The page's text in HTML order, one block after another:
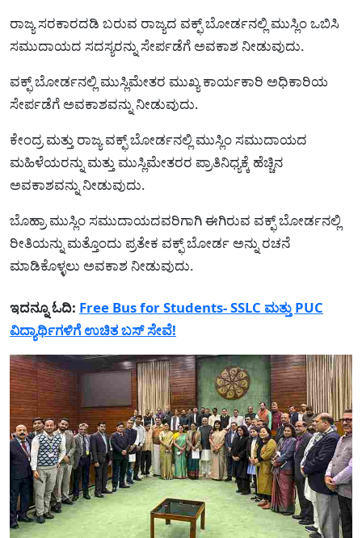
ರಾಜ್ಯ ಸರಕಾರದಡಿ ಬರುವ ರಾಜ್ಯದ ವಕ್ಫ್ ಬೋರ್ಡನಲ್ಲಿ ಮುಸ್ಲಿಂ ಒಬಿಸಿ
ಸಮುದಾಯದ ಸದಸ್ಯರನ್ನು ಸೇರ್ಪಡೆಗೆ ಅವಕಾಶ ನೀಡುವುದು.
ವಕ್ಫ್ ಬೋರ್ಡನಲ್ಲಿ ಮುಸ್ಲಿಮೇತರ ಮುಖ್ಯ ಕಾರ್ಯಕಾರಿ ಅಧಿಕಾರಿಯ
ಸೇರ್ಪಡೆಗೆ ಅವಕಾಶವನ್ನು ನೀಡುವುದು.
ಕೇಂದ್ರ ಮತ್ತು ರಾಜ್ಯ ವಕ್ಫ್ ಬೋರ್ಡನಲ್ಲಿ ಮುಸ್ಲಿಂ ಸಮುದಾಯದ
ಮಹಿಳೆಯರನ್ನು ಮತ್ತು ಮುಸ್ಲಿಮೇತರರ ಪ್ರಾತಿನಿಧ್ಯಕ್ಕೆ ಹೆಚ್ಚಿನ
ಅವಕಾಶವನ್ನು ನೀಡುವುದು.
ಬೊಹ್ರಾ ಮುಸ್ಲಿಂ ಸಮುದಾಯದವರಿಗಾಗಿ ಈಗಿರುವ ವಕ್ಫ್ ಬೋರ್ಡನಲ್ಲಿ
ರೀತಿಯನ್ನು ಮತ್ತೊಂದು ಪ್ರತೇಕ ವಕ್ಫ್ ಬೋರ್ಡ ಅನ್ನು ರಚನೆ
ಮಾಡಿಕೊಳ್ಳಲು ಅವಕಾಶ ನೀಡುವುದು.
ಇದನ್ನೂ ಓದಿ: Free Bus for Students- SSLC ಮತ್ತು PUC
ವಿದ್ಯಾರ್ಥಿಗಳಿಗೆ ಉಚಿತ ಬಸ್ ಸೇವೆ!